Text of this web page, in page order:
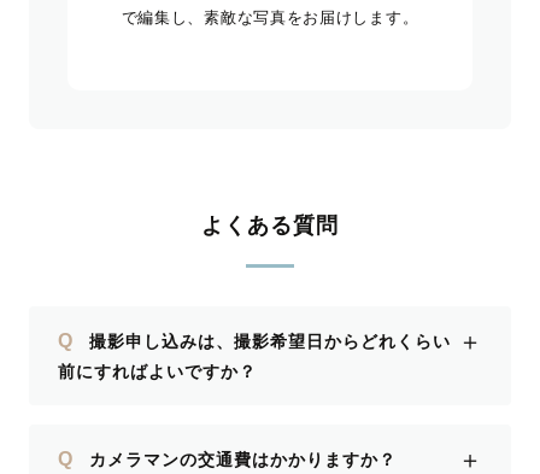
で編集し、素敵な写真をお届けします。
よくある質問
Q
撮影申し込みは、撮影希望日からどれくらい
前にすればよいですか？
＋
Q カメラマンの交通費はかかりますか？ ＋